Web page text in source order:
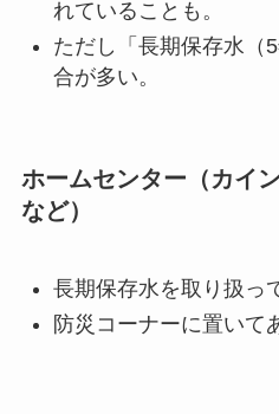
れていることも。
ただし「長期保存水（
合が多い。
ホームセンター（カイ
など）
長期保存水を取り扱っ
防災コーナーに置いて